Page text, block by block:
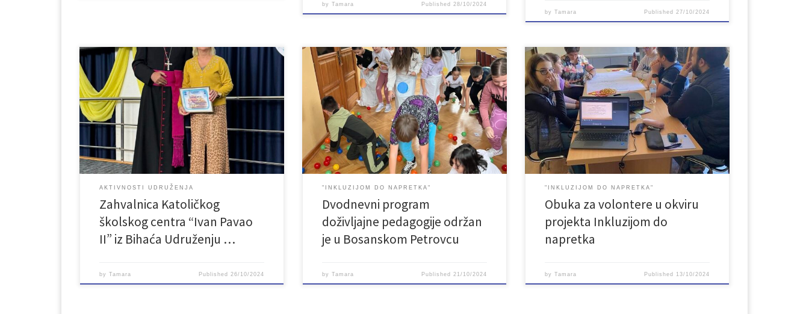
by Tamara Published 28/10/2024
by Tamara Published27/10/2024
Udruženje LAN je u svom radu konstantno posvećeno
realizaciji svoje vizije “da građani, prvenstveno
mladi trebaju biti faktor koji utiče na kreiranje svog
okruženja i razvoj cijele zajednice”. Tu viziju ljepšeg i
kvalitetnijeg života svih ljudi, ali posebni mladih,
realizira kroz različite obrazovne, informativne,
kulturne, sportske i druge zabavne događaje. […]
AKTIVNOSTI UDRUŽENJA
Zahvalnica Katoličkog
školskog centra “Ivan Pavao
II” iz Bihaća Udruženju …
by Tamara Published26/10/2024
Udruženje LAN u partnerstvu sa Secours populaire
Seine-et-Marne iz Francuske u okviru projekta
Inkluzijom do napretka nastavlja s realizacijom
projektnih aktivnosti. Tokom proteklog vikenda u
Bosanskom Petrovcu je održan dvodnevni program
doživljajne pedagogije. Rad sa djecom odnosio se
na izgrađivanje njihovih vještina i podsticanje
samopouzdanja kroz zanimljive i njima prilagođene
[…]
"INKLUZIJOM DO NAPRETKA"
Dvodnevni program
doživljajne pedagogije održan
je u Bosanskom Petrovcu
by Tamara Published21/10/2024
U okviru projekta Inkluzijom do napretka koji provodi
Udruženje LAN u partnerstvu sa Secours populaire
Seine-et-Marne iz Francuske održana je obuka za
volontere s ciljem jačanja njihovih kompetencija i
osposobljavanja za buduće aktivnosti. Ova aktivnost
bila je ključna za unapređenje znanja i vještina
volontera, kako bi što uspješnije mogli doprinositi
[…]
"INKLUZIJOM DO NAPRETKA"
Obuka za volontere u okviru
projekta Inkluzijom do
napretka
by Tamara Published 13/10/2024